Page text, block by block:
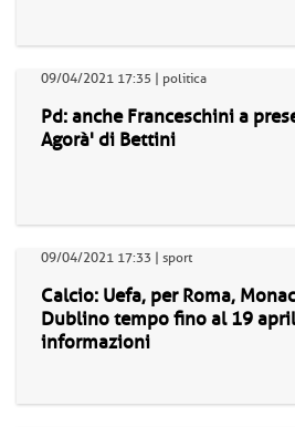
09/04/2021 17:35 | politica
Pd: anche Franceschini a
Agorà' di Bettini
09/04/2021 17:33 | sport
Calcio: Uefa, per Roma,
Dublino tempo fino al 19
informazioni